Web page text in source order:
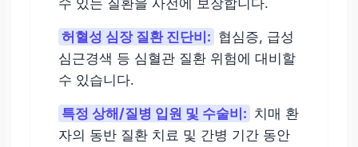
허혈성 심장 질환 진단비: 협심증, 급성
심근경색 등 심혈관 질환 위험에 대비할
수 있습니다.
특정 상해/질병 입원 및 수술비: 치매 환
자의 동반 질환 치료 및 간병 기간 동안